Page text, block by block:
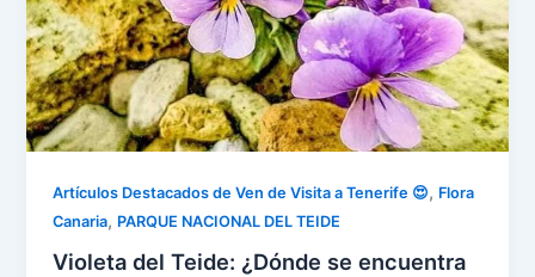
Artículos Destacados de Ven de Visita a Tenerife 😍, Flora
Canaria, PARQUE NACIONAL DEL TEIDE
Violeta del Teide: ¿Dónde se encuentra